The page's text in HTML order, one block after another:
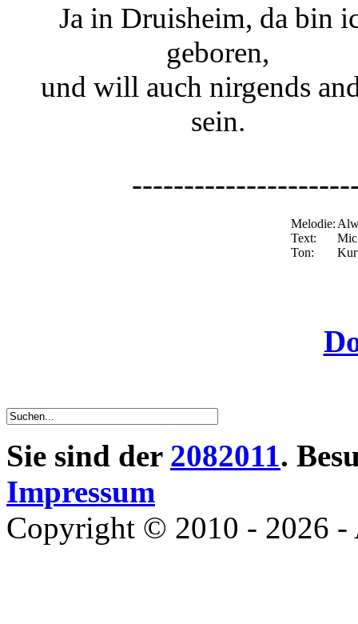
Ja in Druisheim, da bin
geboren,
und will auch nirgends
sein.
Melodie:
Text:
Ton:
Sie sind der 2082011.
Impressum
Copyright © 2010 - 2026 -